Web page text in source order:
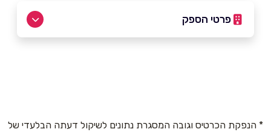
פרטי הספק
* הנפקת הכרטיס וגובה המסגרת נתונים לשיקול דעתה הבלעדי של